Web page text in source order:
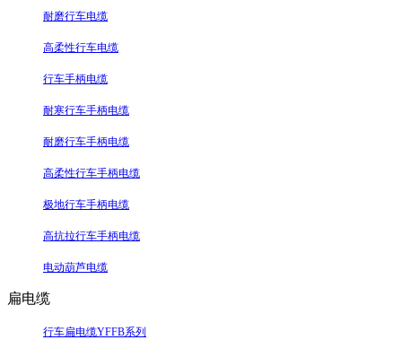
耐磨行车电缆
高柔性行车电缆
行车手柄电缆
耐寒行车手柄电缆
耐磨行车手柄电缆
高柔性行车手柄电缆
极地行车手柄电缆
高抗拉行车手柄电缆
电动葫芦电缆
扁电缆
行车扁电缆YFFB系列